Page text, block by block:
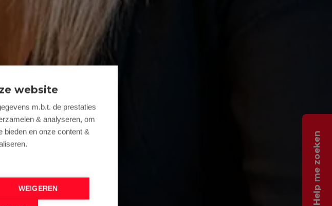
Help me zoeken
website
m.b.t. de prestaties
& analyseren, om
bieden en onze content &
WEIGEREN